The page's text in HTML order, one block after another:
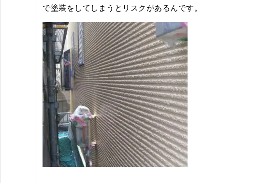
で塗装をしてしまうとリスクがあるんです。